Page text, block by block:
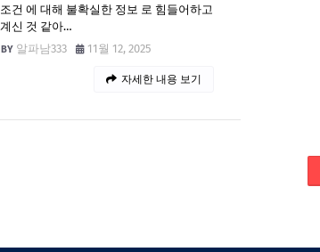
조건 에 대해 불확실한 정보 로 힘들어하고
계신 것 같아…
알파남333
11월 12, 2025
자세한 내용 보기